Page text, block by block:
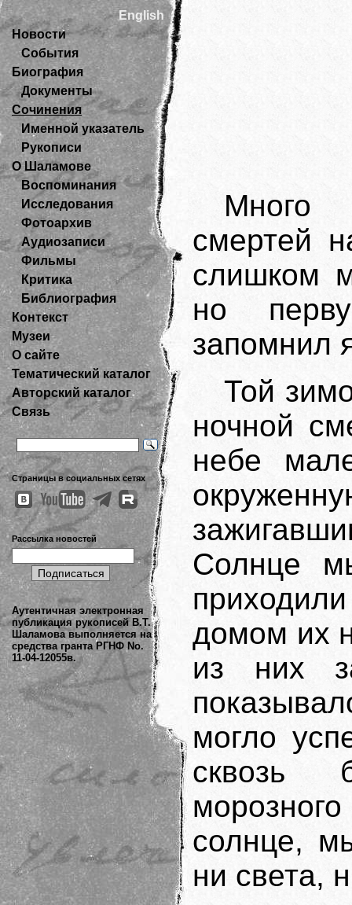
English
Новости
События
Биография
Документы
Сочинения
Именной указатель
Рукописи
О Шаламове
Воспоминания
Исследования
Фотоархив
Аудиозаписи
Фильмы
Критика
Библиография
Контекст
Музеи
О сайте
Тематический каталог
Авторский каталог
Связь
Страницы в социальных сетях
Рассылка новостей
Аутентичная электронная
публикация рукописей В.Т.
Шаламова выполняется на
средства гранта РГНФ No.
11-04-12055в.
Много
смертей
слишком
но
запомнил
Той
ночной
небе
Солнце
домом их
из них
могло
сквозь
солнце,
ни света,